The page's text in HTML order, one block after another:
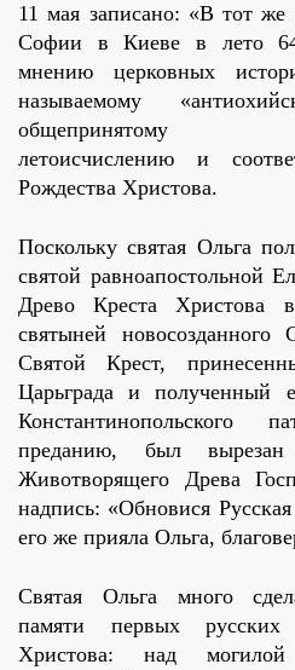
11 мая записано: «В тот же
Софии в Киеве в лето
мнению церковных
называемому
общепринятому
летоисчислению и
Рождества Христова.
Поскольку святая Ольга
святой равноапостольной
Древо Креста Христова
святыней новосозданного
Святой Крест,
Царьграда и полученный
Константинопольского
преданию, был
Животворящего Древа
надпись: «Обновися
его же прияла Ольга,
Святая Ольга много
памяти первых русских
Христова: над могилой